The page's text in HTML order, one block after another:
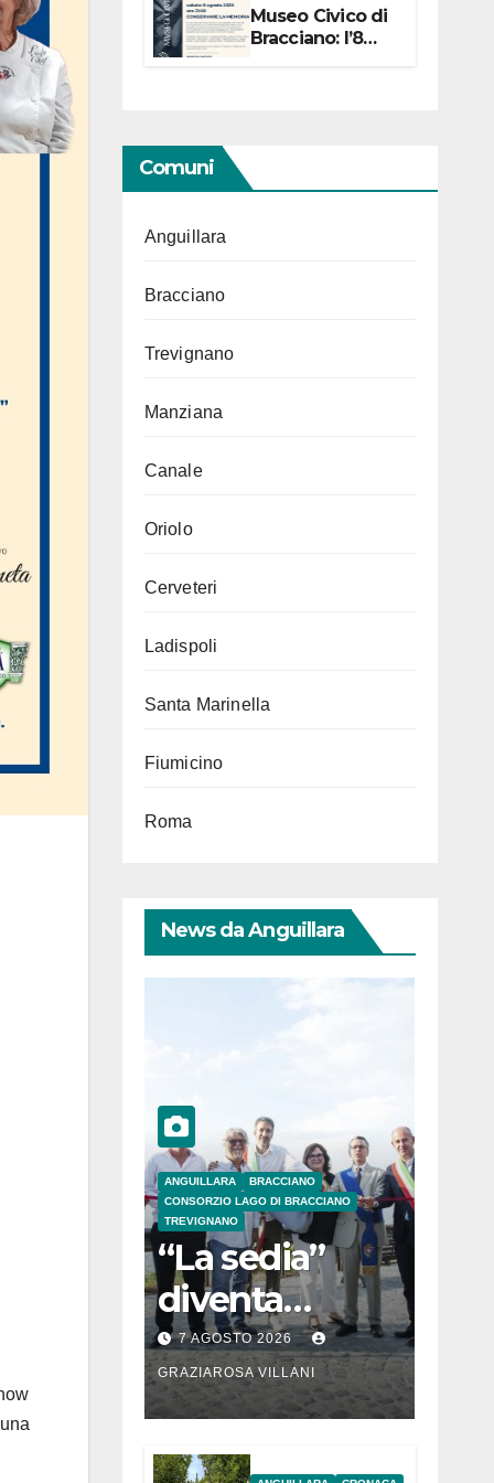
Museo Civico di
Bracciano: l’8
Comuni
Anguillara
Bracciano
Trevignano
Manziana
Canale
Oriolo
Cerveteri
Ladispoli
Santa Marinella
Fiumicino
Roma
News da Anguillara
ANGUILLARA
BRACCIANO
CONSORZIO LAGO DI BRACCIANO
TREVIGNANO
“La sedia”
diventa
Belvedere sul
lago di
Bracciano: ieri
l’inaugurazion
7 AGOSTO 2026
GRAZIAROSA VILLANI